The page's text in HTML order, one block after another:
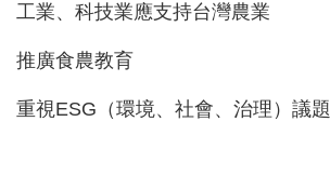
工業、科技業應支持台灣農業
推廣食農教育
重視ESG（環境、社會、治理）議題